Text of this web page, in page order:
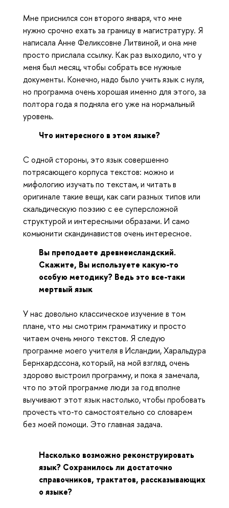
Мне приснился сон второго января, что мне
нужно срочно ехать за границу в магистратуру. Я
написала Анне Феликсовне Литвиной, и она мне
просто прислала ссылку. Как раз выходило, что у
меня был месяц, чтобы собрать все нужные
документы. Конечно, надо было учить язык с нуля,
но программа очень хорошая именно для этого, за
полтора года я подняла его уже на нормальный
уровень.
Что интересного в этом языке?
С одной стороны, это язык совершенно
потрясающего корпуса текстов: можно и
мифологию изучать по текстам, и читать в
оригинале такие вещи, как саги разных типов или
скальдическую поэзию с ее суперсложной
структурой и интересными образами. И само
комьюнити скандинавистов очень интересное.
Вы преподаете древнеисландский.
Скажите, Вы используете какую-то
особую методику? Ведь это все-таки
мертвый язык
У нас довольно классическое изучение в том
плане, что мы смотрим грамматику и просто
читаем очень много текстов. Я следую
программе моего учителя в Исландии, Харальдура
Бернхардссона, который, на мой взгляд, очень
здорово выстроил программу, и пока я замечала,
что по этой программе люди за год вполне
выучивают этот язык настолько, чтобы пробовать
прочесть что-то самостоятельно со словарем
без моей помощи. Это главная задача.
Насколько возможно реконструировать
язык? Сохранилось ли достаточно
справочников, трактатов, рассказывающих
о языке?